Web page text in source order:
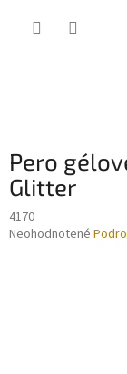
Pero
Glitter
4170
Priemerné
Neohodnotené